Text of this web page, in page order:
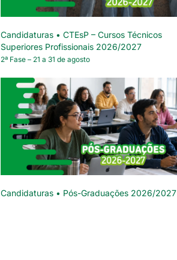
Candidaturas • CTEsP – Cursos Técnicos
Superiores Profissionais 2026/2027
2ª Fase – 21 a 31 de agosto
Candidaturas • Pós-Graduações 2026/2027